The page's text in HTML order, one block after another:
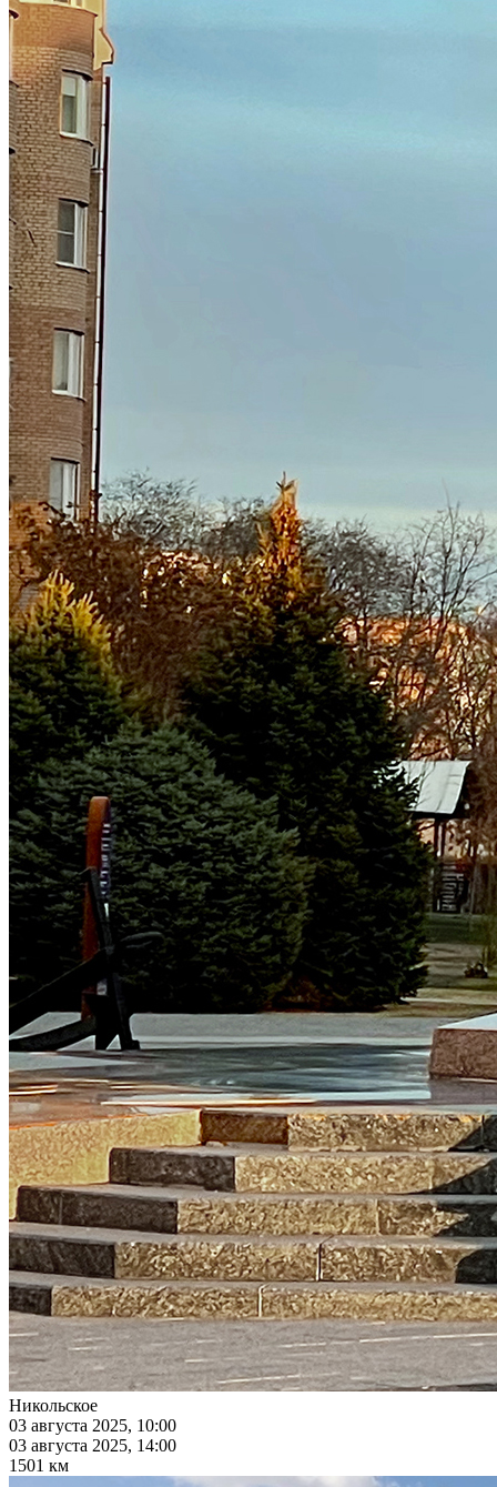
Никольское
03 августа 2025, 10:00
03 августа 2025, 14:00
1501 км